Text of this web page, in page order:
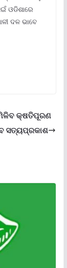
ଓଡିଶାରେ
ଦଳ ଭାବେ
କ୍ଷତିପୂରଣ
ସତ୍ୟପ୍ରକାଶ